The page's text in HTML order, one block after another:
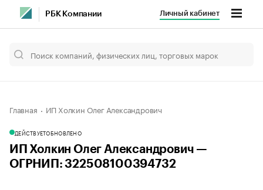
РБК Компании Личный кабинет
Главная ИП Холкин Олег Александрович
ДЕЙСТВУЕТОБНОВЛЕНО
ИП Холкин Олег Александрович —
ОГРНИП: 322508100394732